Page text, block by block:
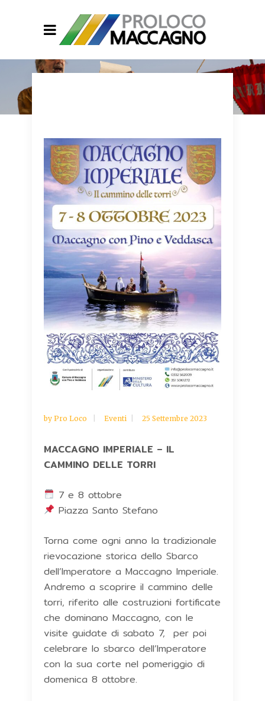
by Pro Loco Eventi 25 Settembre 2023
MACCAGNO IMPERIALE – IL
CAMMINO DELLE TORRI
7 e 8 ottobre
Piazza Santo Stefano
Torna come ogni anno la tradizionale
rievocazione storica dello Sbarco
dell’Imperatore a Maccagno Imperiale.
Andremo a scoprire il cammino delle
torri, riferito alle costruzioni fortificate
che dominano Maccagno, con le
visite guidate di sabato 7, per poi
celebrare lo sbarco dell’Imperatore
con la sua corte nel pomeriggio di
domenica 8 ottobre.